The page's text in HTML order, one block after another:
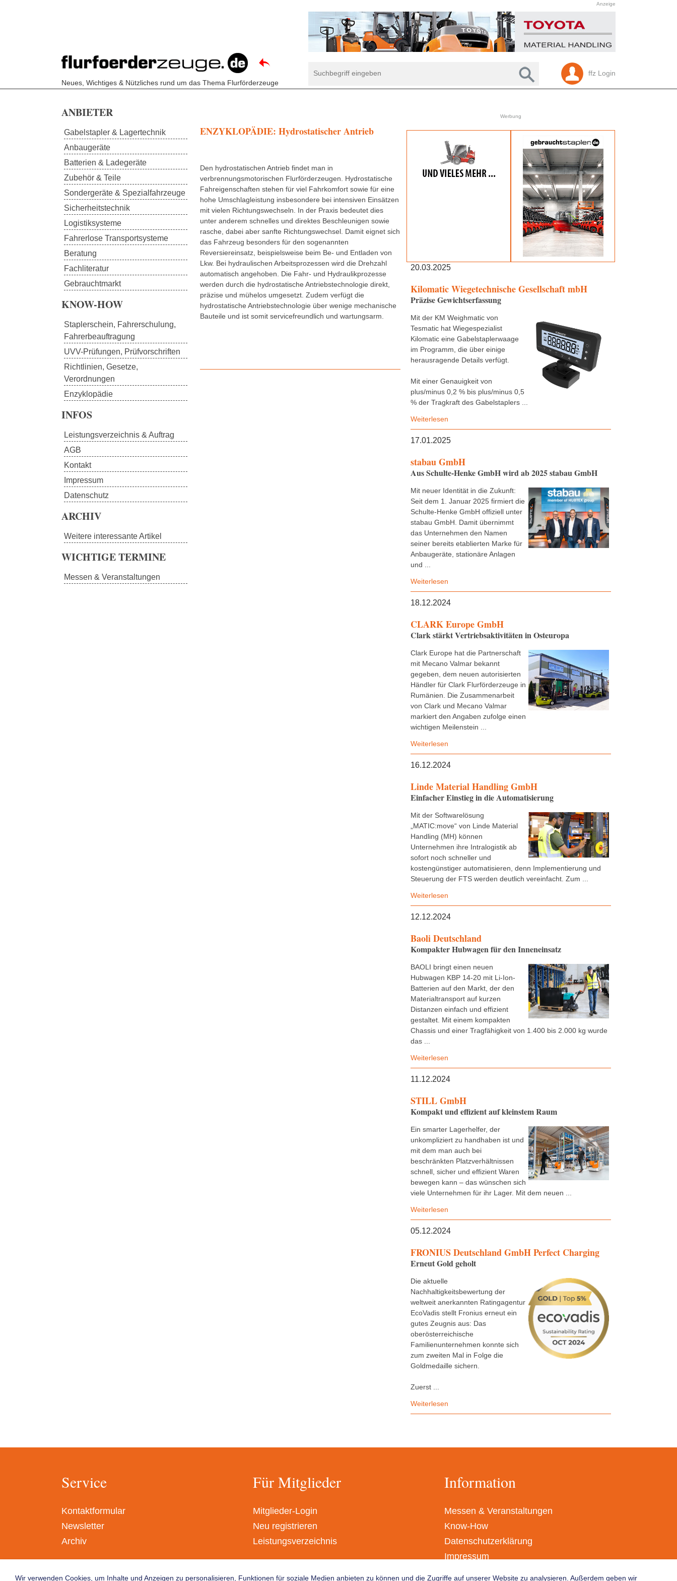
Neues, Wichtiges & Nützliches rund um das Thema Flurförderzeuge
Anzeige
ffz Login
ANBIETER
Gabelstapler & Lagertechnik
Anbaugeräte
Batterien & Ladegeräte
Zubehör & Teile
Sondergeräte & Spezialfahrzeuge
Sicherheitstechnik
Logistiksysteme
Fahrerlose Transportsysteme
Beratung
Fachliteratur
Gebrauchtmarkt
KNOW-HOW
Staplerschein, Fahrerschulung,
Fahrerbeauftragung
UVV-Prüfungen, Prüfvorschriften
Richtlinien, Gesetze,
Verordnungen
Enzyklopädie
INFOS
Leistungsverzeichnis & Auftrag
AGB
Kontakt
Impressum
Datenschutz
ARCHIV
Weitere interessante Artikel
WICHTIGE TERMINE
Messen & Veranstaltungen
Werbung
20.03.2025
Kilomatic Wiegetechnische Gesellschaft mbH
Präzise Gewichtserfassung
Mit der KM Weighmatic von
Tesmatic hat Wiegespezialist
Kilomatic eine Gabelstaplerwaage
im Programm, die über einige
herausragende Details verfügt.
Mit einer Genauigkeit von
plus/minus 0,2 % bis plus/minus 0,5
% der Tragkraft des Gabelstaplers ...
Weiterlesen
17.01.2025
stabau GmbH
Aus Schulte-Henke GmbH wird ab 2025 stabau GmbH
Mit neuer Identität in die Zukunft:
Seit dem 1. Januar 2025 firmiert die
Schulte-Henke GmbH offiziell unter
stabau GmbH. Damit übernimmt
das Unternehmen den Namen
seiner bereits etablierten Marke für
Anbaugeräte, stationäre Anlagen
und ...
Weiterlesen
18.12.2024
CLARK Europe GmbH
Clark stärkt Vertriebsaktivitäten in Osteuropa
Clark Europe hat die Partnerschaft
mit Mecano Valmar bekannt
gegeben, dem neuen autorisierten
Händler für Clark Flurförderzeuge in
Rumänien. Die Zusammenarbeit
von Clark und Mecano Valmar
markiert den Angaben zufolge einen
wichtigen Meilenstein ...
Weiterlesen
16.12.2024
Linde Material Handling GmbH
Einfacher Einstieg in die Automatisierung
Mit der Softwarelösung
„MATIC:move“ von Linde Material
Handling (MH) können
Unternehmen ihre Intralogistik ab
sofort noch schneller und
kostengünstiger automatisieren, denn Implementierung und
Steuerung der FTS werden deutlich vereinfacht. Zum ...
Weiterlesen
12.12.2024
Baoli Deutschland
Kompakter Hubwagen für den Inneneinsatz
BAOLI bringt einen neuen
Hubwagen KBP 14-20 mit Li-Ion-
Batterien auf den Markt, der den
Materialtransport auf kurzen
Distanzen einfach und effizient
gestaltet. Mit einem kompakten
Chassis und einer Tragfähigkeit von 1.400 bis 2.000 kg wurde
das ...
Weiterlesen
11.12.2024
STILL GmbH
Kompakt und effizient auf kleinstem Raum
Ein smarter Lagerhelfer, der
unkompliziert zu handhaben ist und
mit dem man auch bei
beschränkten Platzverhältnissen
schnell, sicher und effizient Waren
bewegen kann – das wünschen sich
viele Unternehmen für ihr Lager. Mit dem neuen ...
Weiterlesen
05.12.2024
FRONIUS Deutschland GmbH Perfect Charging
Erneut Gold geholt
Die aktuelle
Nachhaltigkeitsbewertung der
weltweit anerkannten Ratingagentur
EcoVadis stellt Fronius erneut ein
gutes Zeugnis aus: Das
oberösterreichische
Familienunternehmen konnte sich
zum zweiten Mal in Folge die
Goldmedaille sichern.
Zuerst ...
Weiterlesen
ENZYKLOPÄDIE: Hydrostatischer Antrieb
Den hydrostatischen Antrieb findet man in
verbrennungsmotorischen Flurförderzeugen. Hydrostatische
Fahreigenschaften stehen für viel Fahrkomfort sowie für eine
hohe Umschlagleistung insbesondere bei intensiven Einsätzen
mit vielen Richtungswechseln. In der Praxis bedeutet dies
unter anderem schnelles und direktes Beschleunigen sowie
rasche, dabei aber sanfte Richtungswechsel. Damit eignet sich
das Fahrzeug besonders für den sogenannten
Reversiereinsatz, beispielsweise beim Be- und Entladen von
Lkw. Bei hydraulischen Arbeitsprozessen wird die Drehzahl
automatisch angehoben. Die Fahr- und Hydraulikprozesse
werden durch die hydrostatische Antriebstechnologie direkt,
präzise und mühelos umgesetzt. Zudem verfügt die
hydrostatische Antriebstechnologie über wenige mechanische
Bauteile und ist somit servicefreundlich und wartungsarm.
Service
Kontaktformular
Newsletter
Archiv
Für Mitglieder
Mitglieder-Login
Neu registrieren
Leistungsverzeichnis
Information
Messen & Veranstaltungen
Know-How
Datenschutzerklärung
Impressum
Wir verwenden Cookies, um Inhalte und Anzeigen zu personalisieren, Funktionen für soziale Medien anbieten zu können und die Zugriffe auf unserer Website zu analysieren. Außerdem geben wir